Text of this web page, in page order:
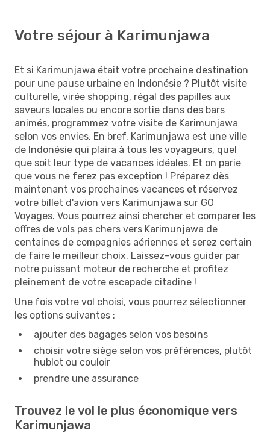
Votre séjour à Karimunjawa
Et si Karimunjawa était votre prochaine destination
pour une pause urbaine en Indonésie ? Plutôt visite
culturelle, virée shopping, régal des papilles aux
saveurs locales ou encore sortie dans des bars
animés, programmez votre visite de Karimunjawa
selon vos envies. En bref, Karimunjawa est une ville
de Indonésie qui plaira à tous les voyageurs, quel
que soit leur type de vacances idéales. Et on parie
que vous ne ferez pas exception ! Préparez dès
maintenant vos prochaines vacances et réservez
votre billet d'avion vers Karimunjawa sur GO
Voyages. Vous pourrez ainsi chercher et comparer les
offres de vols pas chers vers Karimunjawa de
centaines de compagnies aériennes et serez certain
de faire le meilleur choix. Laissez-vous guider par
notre puissant moteur de recherche et profitez
pleinement de votre escapade citadine !
Une fois votre vol choisi, vous pourrez sélectionner
les options suivantes :
ajouter des bagages selon vos besoins
choisir votre siège selon vos préférences, plutôt
hublot ou couloir
prendre une assurance
Trouvez le vol le plus économique vers
Karimunjawa